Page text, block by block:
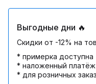
Выгодные дни 🔥
Скидки от -12% на
* примерка доступна
* наложенный
* для розничных